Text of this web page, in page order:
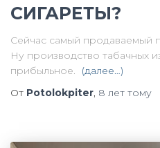
СИГАРЕТЫ?
Сейчас самый продаваемый
Ну производство табачных
прибыльное.
(далее…)
От Potolokpiter, 8 лет тому